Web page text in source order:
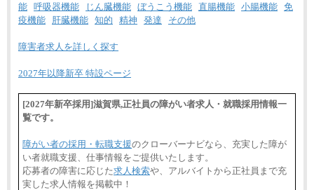
能 呼吸器機能 じん臓機能 ぼうこう機能 直腸機能 小腸機能 免
疫機能
肝臓機能 知的 精神 発達 その他
障害者求人を詳しく探す
2027年以降新卒 特設ページ
[2027年新卒採用]滋賀県,正社員の障がい者求人・就職採用情報一
覧です。
障がい者の採用・転職支援のクローバーナビなら、充実した障が
い者就職支援、仕事情報をご提供いたします。
応募者の障害に応じた求人検索や、アルバイトから正社員まで充
実した求人情報を掲載中！